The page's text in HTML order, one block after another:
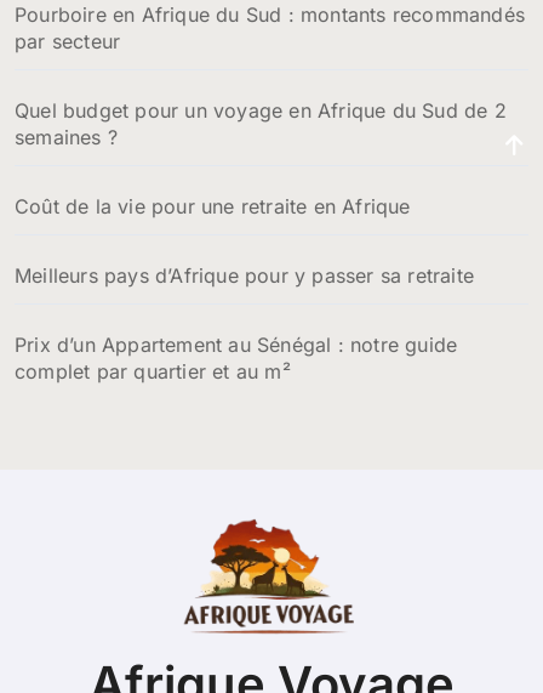
Pourboire en Afrique du Sud : montants recommandés
par secteur
Quel budget pour un voyage en Afrique du Sud de 2
semaines ?
Coût de la vie pour une retraite en Afrique
Meilleurs pays d’Afrique pour y passer sa retraite
Prix d’un Appartement au Sénégal : notre guide
complet par quartier et au m²